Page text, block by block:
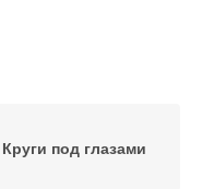
Круги под глазами